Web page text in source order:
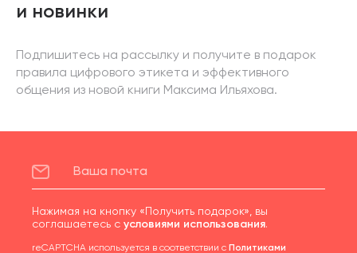
и новинки
Подпишитесь на рассылку и получите в подарок
правила цифрового этикета и эффективного
общения из новой книги Максима Ильяхова.
Нажимая на кнопку «Получить подарок», вы
соглашаетесь с условиями использования.
reCAPTCHA используется в соответствии с Политиками